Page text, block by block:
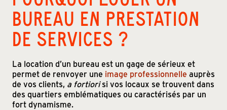
BUREAU EN PRESTATION
DE SERVICES ?
La location d’un bureau est un gage de sérieux et
permet de renvoyer une image professionnelle auprès
de vos clients, a fortiorisi vos locaux se trouvent dans
des quartiers emblématiques ou caractérisés par un
fort dynamisme.